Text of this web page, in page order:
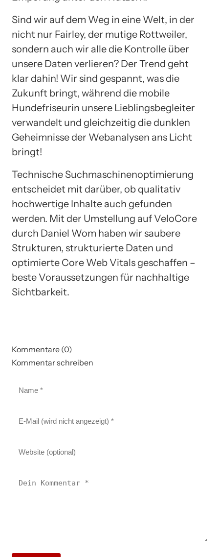
Sind wir auf dem Weg in eine Welt, in der
nicht nur Fairley, der mutige Rottweiler,
sondern auch wir alle die Kontrolle über
unsere Daten verlieren? Der Trend geht
klar dahin! Wir sind gespannt, was die
Zukunft bringt, während die mobile
Hundefriseurin unsere Lieblingsbegleiter
verwandelt und gleichzeitig die dunklen
Geheimnisse der Webanalysen ans Licht
bringt!
Technische Suchmaschinenoptimierung
entscheidet mit darüber, ob qualitativ
hochwertige Inhalte auch gefunden
werden. Mit der Umstellung auf VeloCore
durch Daniel Wom haben wir saubere
Strukturen, strukturierte Daten und
optimierte Core Web Vitals geschaffen –
beste Voraussetzungen für nachhaltige
Sichtbarkeit.
Kommentare (0)
Kommentar schreiben